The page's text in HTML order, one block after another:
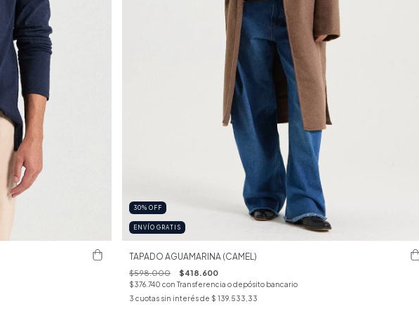
30% OFF
ENVÍO GRATIS
TAPADO AGUAMARINA (CAMEL)
$598.000 $418.600
$376.740 con Transferencia o depósito bancario
3 cuotas sin interés de $ 139.533,33